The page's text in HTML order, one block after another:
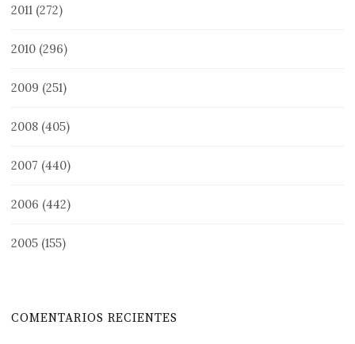
2011 (272)
2010 (296)
2009 (251)
2008 (405)
2007 (440)
2006 (442)
2005 (155)
COMENTARIOS RECIENTES